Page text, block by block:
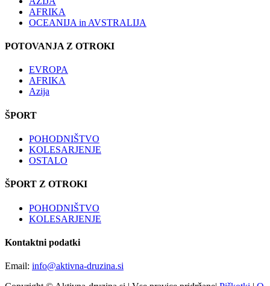
AFRIKA
OCEANIJA in AVSTRALIJA
POTOVANJA Z OTROKI
EVROPA
AFRIKA
Azija
ŠPORT
POHODNIŠTVO
KOLESARJENJE
OSTALO
ŠPORT Z OTROKI
POHODNIŠTVO
KOLESARJENJE
Kontaktni podatki
Email: info@aktivna-druzina.si